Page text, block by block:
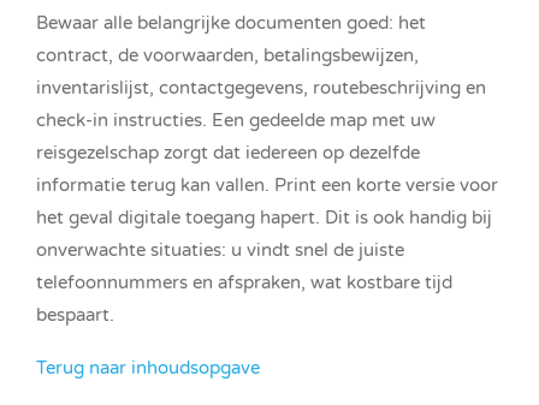
Bewaar alle belangrijke documenten goed: het
contract, de voorwaarden, betalingsbewijzen,
inventarislijst, contactgegevens, routebeschrijving en
check-in instructies. Een gedeelde map met uw
reisgezelschap zorgt dat iedereen op dezelfde
informatie terug kan vallen. Print een korte versie voor
het geval digitale toegang hapert. Dit is ook handig bij
onverwachte situaties: u vindt snel de juiste
telefoonnummers en afspraken, wat kostbare tijd
bespaart.
Terug naar inhoudsopgave